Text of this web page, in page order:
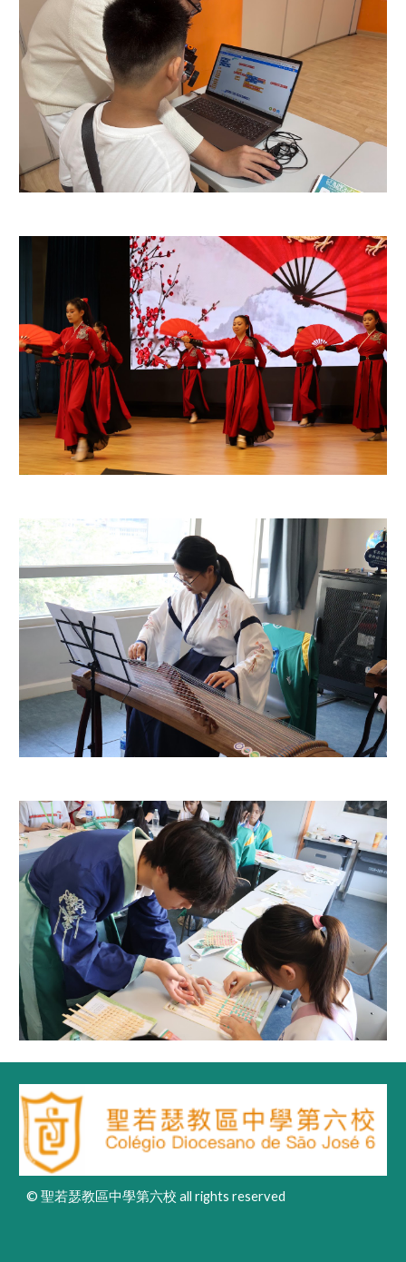
© 聖若瑟教區中學第六校 all rights reserved